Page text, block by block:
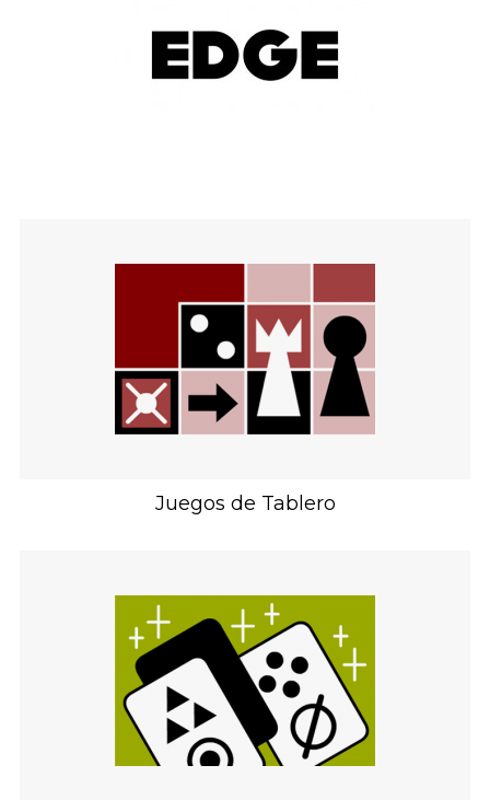
Juegos de Tablero